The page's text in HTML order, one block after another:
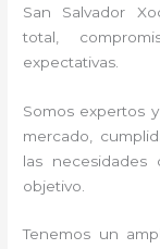
San Salvador
total,
expectativas.
Somos expertos
mercado,
las
objetivo.
Tenemos un